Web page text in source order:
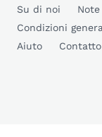
Su di noi
Condizioni
Aiuto
Contatto